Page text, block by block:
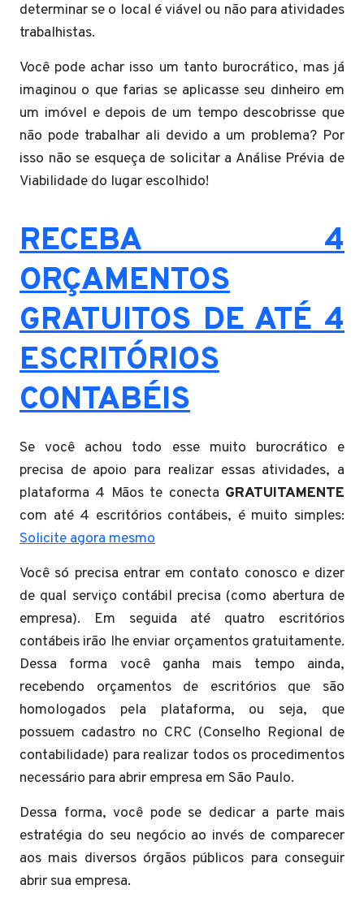
determinar se o local é viável ou não para atividades
trabalhistas.
Você pode achar isso um tanto burocrático, mas já
imaginou o que farias se aplicasse seu dinheiro em
um imóvel e depois de um tempo descobrisse que
não pode trabalhar ali devido a um problema? Por
isso não se esqueça de solicitar a Análise Prévia de
Viabilidade do lugar escolhido!
RECEBA 4
ORÇAMENTOS
GRATUITOS DE ATÉ 4
ESCRITÓRIOS
CONTABÉIS
Se você achou todo esse muito burocrático e
precisa de apoio para realizar essas atividades, a
plataforma 4 Mãos te conecta GRATUITAMENTE
com até 4 escritórios contábeis, é muito simples:
Solicite agora mesmo
Você só precisa entrar em contato conosco e dizer
de qual serviço contábil precisa (como abertura de
empresa). Em seguida até quatro escritórios
contábeis irão lhe enviar orçamentos gratuitamente.
Dessa forma você ganha mais tempo ainda,
recebendo orçamentos de escritórios que são
homologados pela plataforma, ou seja, que
possuem cadastro no CRC (Conselho Regional de
contabilidade) para realizar todos os procedimentos
necessário para abrir empresa em São Paulo.
Dessa forma, você pode se dedicar a parte mais
estratégia do seu negócio ao invés de comparecer
aos mais diversos órgãos públicos para conseguir
abrir sua empresa.